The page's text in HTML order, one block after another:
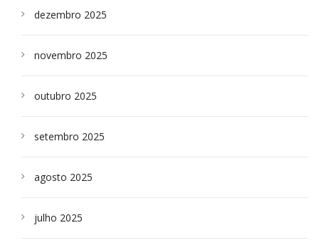
dezembro 2025
novembro 2025
outubro 2025
setembro 2025
agosto 2025
julho 2025